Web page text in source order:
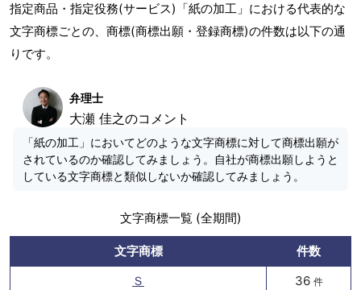
指定商品・指定役務(サービス)「紙の加工」における代表的な
文字商標ごとの、商標(商標出願・登録商標)の件数は以下の通
りです。
弁理士
大瀬 佳之のコメント
「紙の加工」においてどのような文字商標に対して商標出願が
されているのか確認してみましょう。自社が商標出願しようと
している文字商標と類似しないか確認してみましょう。
文字商標一覧 (全期間)
文字商標
件数
Ｓ
36 件